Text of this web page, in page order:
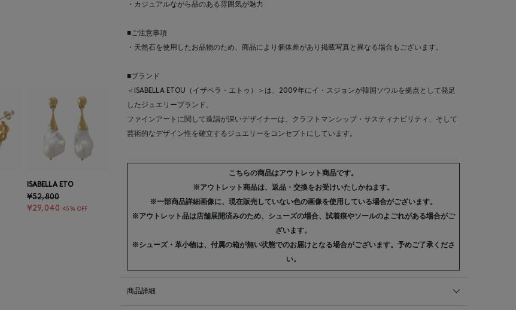
ISABELLA ETO
¥52,800
¥29,040 45% OFF
・カジュアルながら品のある雰囲気が魅力
■ご注意事項
・天然石を使用したお品物のため、商品により個体差があり掲載写真と異なる場合もございます。
■ブランド
＜ISABELLA ETOU（イザベラ・エトゥ）＞は、2009年にイ・スジョンが韓国ソウルを拠点として発足
したジュエリーブランド。
ファインアートに関して造詣が深いデザイナーは、クラフトマンシップ・サスティナビリティ、そして
芸術的なデザイン性を確立するジュエリーをコンセプトにしています。
こちらの商品はアウトレット商品です。
※アウトレット商品は、返品・交換をお受けいたしかねます。
※一部商品詳細画像に、現在販売していない色の画像を使用している場合がございます。
※アウトレット品は店舗展開済みのため、シューズの場合、試着痕やソールのよごれがある場合がご
ざいます。
※シューズ・革小物は、付属の箱が無い状態でのお届けとなる場合がございます。予めご了承くださ
い。
商品詳細